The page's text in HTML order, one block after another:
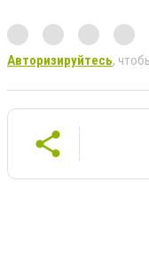
Авторизируйтесь,